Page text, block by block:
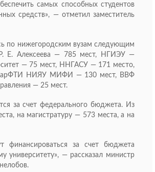
самых способных студентов
средств», — отметил заместитель
по нижегородским вузам следующим
Е. Алексеева — 785 мест, НГИЭУ —
— 75 мест, ННГАСУ — 171 место,
НИЯУ МИФИ — 130 мест, ВВФ
— 25 мест.
за счет федерального бюджета. Из
на магистратуру — 573 места, а на
финансироваться за счет бюджета
университету», — рассказал министр